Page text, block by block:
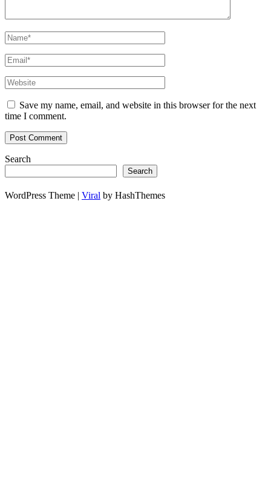
Save my name, email, and website in this browser for the next
time I comment.
Search
Search
WordPress Theme | Viral by HashThemes